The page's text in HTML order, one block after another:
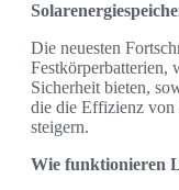
Die neuesten
Festkörperbatterien,
Sicherheit bieten,
die die Effizienz von
steigern.
Wie funktionieren